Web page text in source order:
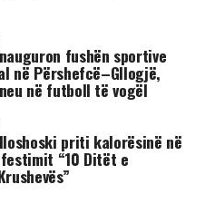
fushën sportive
në Përshefcë–Gllogjë,
në futboll të vogël
priti kalorësinë në
“10 Ditët e